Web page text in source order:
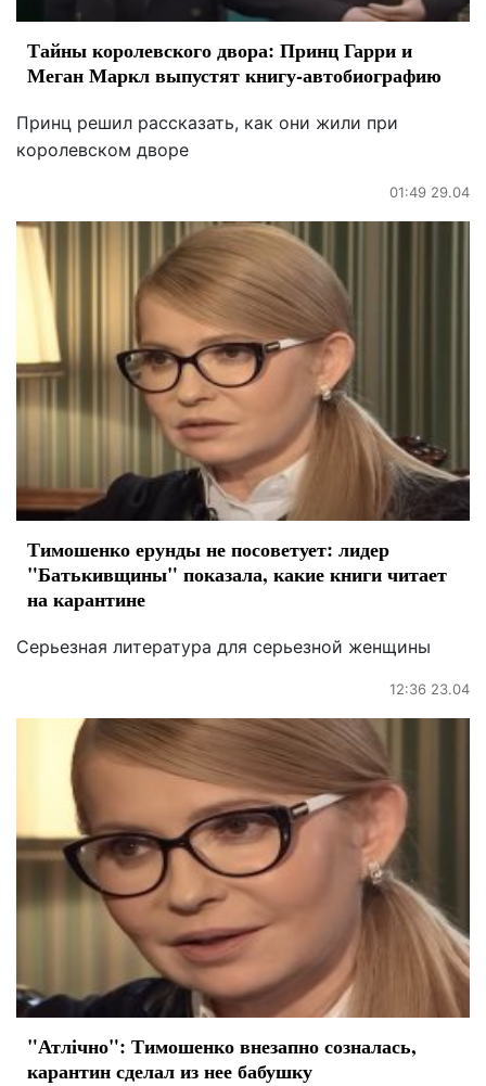
Тайны королевского двора: Принц Гарри и
Меган Маркл выпустят книгу-автобиографию
Принц решил рассказать, как они жили при
королевском дворе
01:49 29.04
Тимошенко ерунды не посоветует: лидер
"Батькивщины" показала, какие книги читает
на карантине
Серьезная литература для серьезной женщины
12:36 23.04
"Атлічно": Тимошенко внезапно созналась,
карантин сделал из нее бабушку